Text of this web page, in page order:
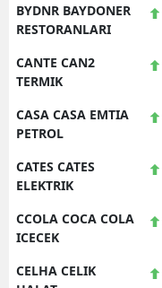
BYDNR BAYDONER
RESTORANLARI
CANTE CAN2
TERMIK
CASA CASA EMTIA
PETROL
CATES CATES
ELEKTRIK
CCOLA COCA COLA
ICECEK
CELHA CELIK